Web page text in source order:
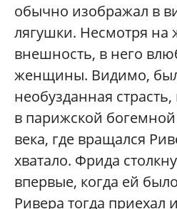
обычно изображал в
лягушки. Несмотря на
внешность, в него
женщины. Видимо,
необузданная страсть,
в парижской
века, где вращался
хватало. Фрида
впервые, когда ей
Ривера тогда приехал